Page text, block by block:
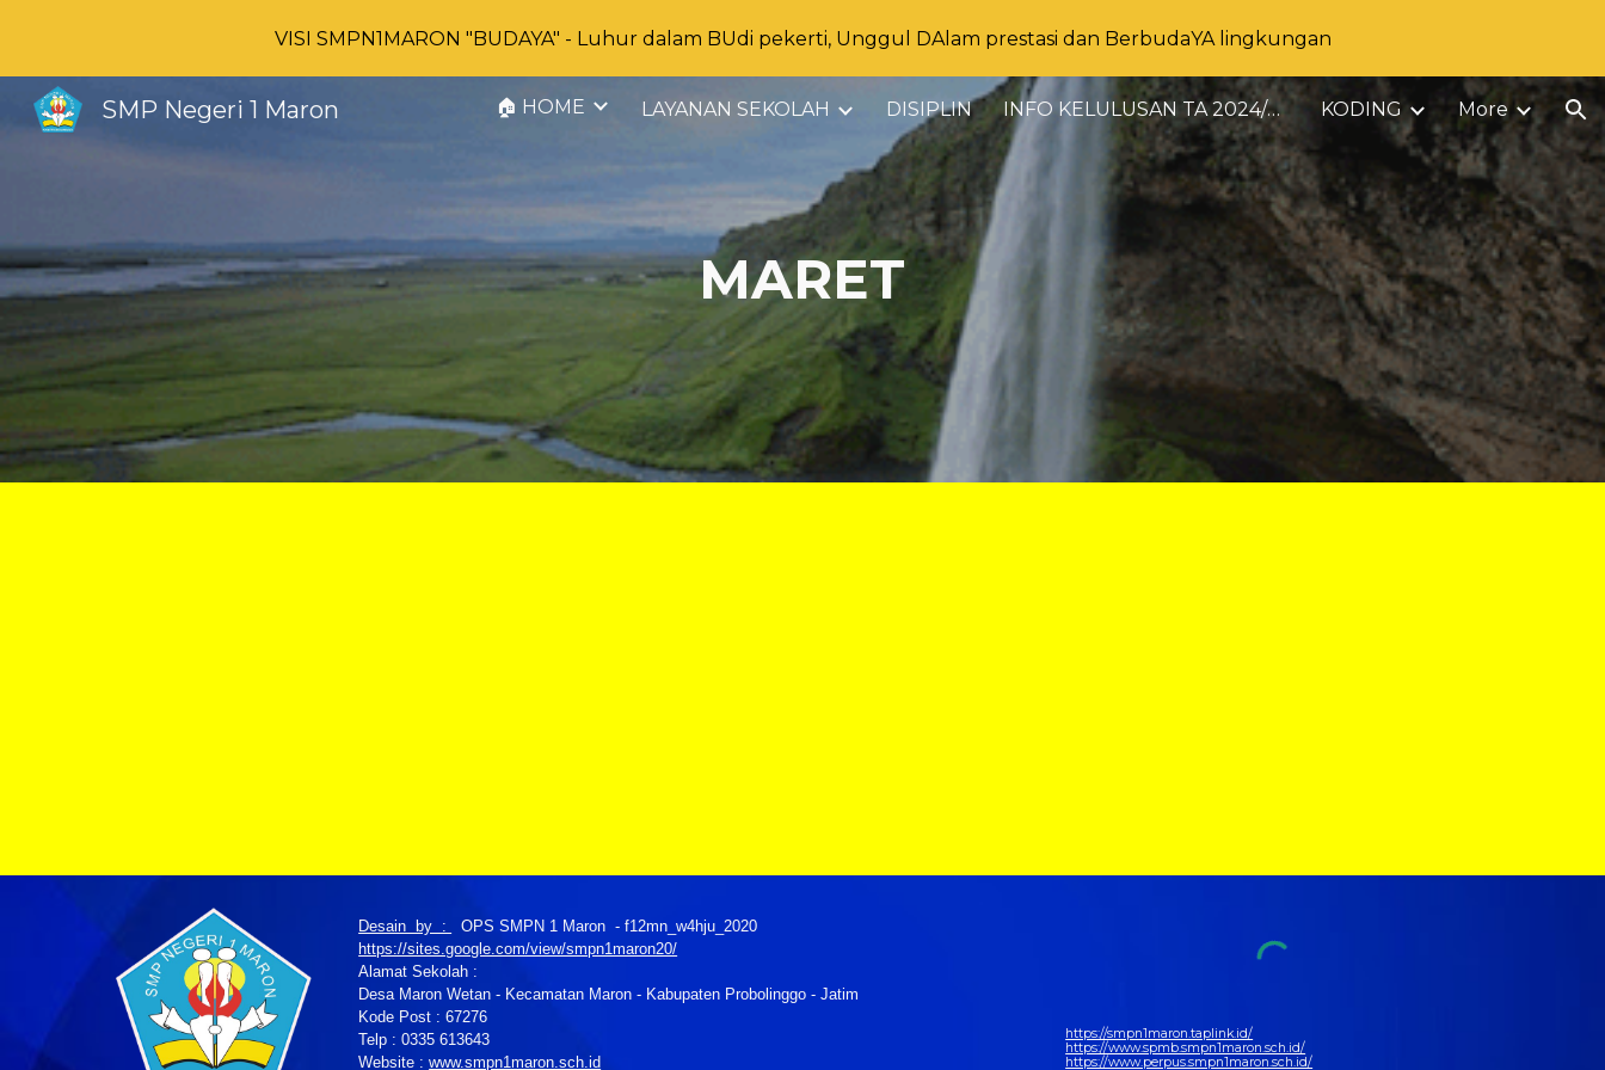
Skip to main content Skip to navigation
VISI SMPN1MARON "BUDAYA" - Luhur dalam BUdi pekerti, Unggul DAlam prestasi dan BerbudaYA lingkungan
SMP Negeri 1 Maron 🏠 HOME LAYANAN SEKOLAH DISIPLIN INFO KELULUSAN TA 2024/2025 KODING More
MARET
Desain by :
OPS SMPN 1 Maron - f12mn_w4hju_2020
https://sites.google.com/view/smpn1maron20/
Alamat Sekolah :
Desa Maron Wetan - Kecamatan Maron - Kabupaten Probolinggo - Jatim
Kode Post : 67276
Telp : 0335 613643
Website :www.smpn1maron.sch.id
https://smpn1maron.taplink.id/
https://www.spmb.smpn1maron.sch.id/
https://www.perpus.smpn1maron.sch.id/